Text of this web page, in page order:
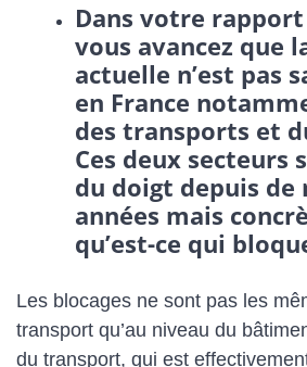
Dans votre
vous avancez que
actuelle n’est pas
en France
des transports et
Ces deux secteurs
du doigt depuis de
années mais
qu’est-ce qui
Les blocages ne sont pas les
transport qu’au niveau du
du transport, qui est